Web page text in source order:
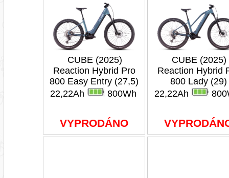
CUBE (2025)
Reaction Hybrid Pro
800 Easy Entry (27,5)
22,22Ah
800Wh
VYPRODÁNO
CUBE (2025)
Reaction Hybrid
800 Lady (29)
22,22Ah